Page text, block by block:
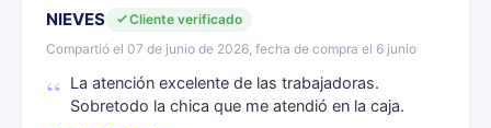
NIEVES
Cliente verificado
Compartió el 07 de junio de 2026, fecha de compra el 6 junio
La atención excelente de las trabajadoras.
Sobretodo la chica que me atendió en la caja.